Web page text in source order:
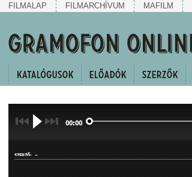
FILMALAP FILMARCHÍVUM MAFILM
00:00
SZERZŐ: -